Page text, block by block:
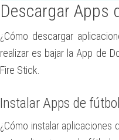
Descargar Apps
¿Cómo descargar
realizar es bajar la App de
Fire Stick.
Instalar Apps de
¿Cómo instalar aplicaciones